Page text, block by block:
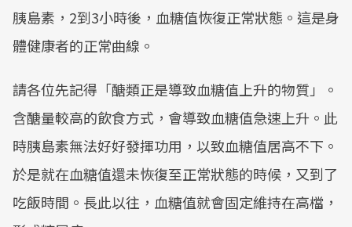
胰島素，2到3小時後，血糖值恢復正常狀態。這是身
體健康者的正常曲線。
請各位先記得「醣類正是導致血糖值上升的物質」。
含醣量較高的飲食方式，會導致血糖值急速上升。此
時胰島素無法好好發揮功用，以致血糖值居高不下。
於是就在血糖值還未恢復至正常狀態的時候，又到了
吃飯時間。長此以往，血糖值就會固定維持在高檔，